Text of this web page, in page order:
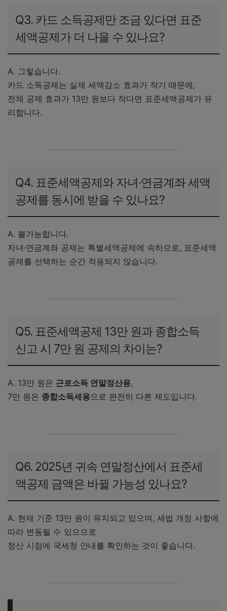
Q3. 카드 소득공제만 조금 있다면 표준
세액공제가 더 나을 수 있나요?
A. 그렇습니다.
카드 소득공제는 실제 세액감소 효과가 작기 때문에,
전체 공제 효과가 13만 원보다 작다면 표준세액공제가 유
리합니다.
Q4. 표준세액공제와 자녀·연금계좌 세액
공제를 동시에 받을 수 있나요?
A. 불가능합니다.
자녀·연금계좌 공제는 특별세액공제에 속하므로, 표준세액
공제를 선택하는 순간 적용되지 않습니다.
Q5. 표준세액공제 13만 원과 종합소득
신고 시 7만 원 공제의 차이는?
A. 13만 원은 근로소득 연말정산용,
7만 원은 종합소득세용으로 완전히 다른 제도입니다.
Q6. 2025년 귀속 연말정산에서 표준세
액공제 금액은 바뀔 가능성 있나요?
A. 현재 기준 13만 원이 유지되고 있으며, 세법 개정 사항에
따라 변동될 수 있으므로
정산 시점에 국세청 안내를 확인하는 것이 좋습니다.